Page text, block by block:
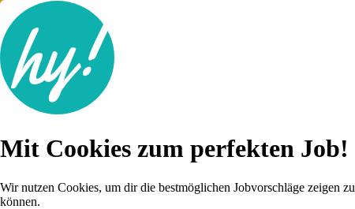
Lebenslauf
Karriere-Tipps
Mit Cookies zum perfekten Job!
Wir nutzen Cookies, um dir die bestmöglichen Jobvorschläge zeigen zu
können.